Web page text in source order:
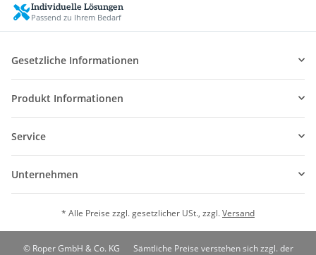
Individuelle Lösungen
Passend zu Ihrem Bedarf
Gesetzliche Informationen
Produkt Informationen
Service
Unternehmen
* Alle Preise zzgl. gesetzlicher USt., zzgl.Versand
© Roper GmbH & Co. KG
Sämtliche Preise verstehen sich zzgl. der